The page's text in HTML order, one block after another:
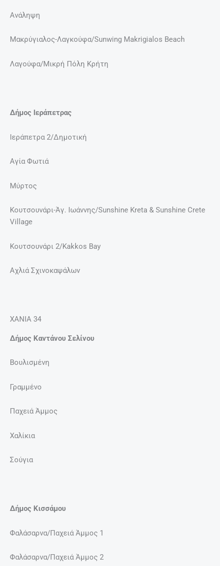
Ανάληψη
Μακρύγιαλος-Λαγκούφα/Sunwing Makrigialos Beach
Λαγούφα/Μικρή Πόλη Κρήτη
Δήμος Ιεράπετρας
Ιεράπετρα 2/Δημοτική
Αγία Φωτιά
Μύρτος
Κουτσουνάρι-Άγ. Ιωάννης/Sunshine Kreta & Sunshine Crete
Village
Κουτσουνάρι 2/Kakkos Bay
Αχλιά Σχινοκαψάλων
ΧΑΝΙΑ 34
Δήμος Καντάνου Σελίνου
Βουλισμένη
Γραμμένο
Παχειά Άμμος
Χαλίκια
Σούγια
Δήμος Κισσάμου
Φαλάσαρνα/Παχειά Άμμος 1
Φαλάσαρνα/Παχειά Άμμος 2